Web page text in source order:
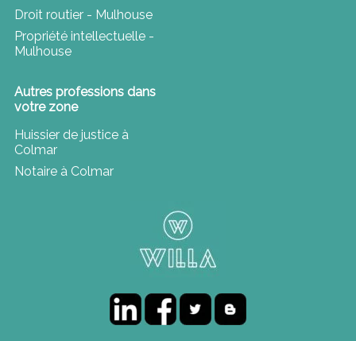
Droit routier - Mulhouse
Propriété intellectuelle -
Mulhouse
Autres professions dans
votre zone
Huissier de justice à
Colmar
Notaire à Colmar